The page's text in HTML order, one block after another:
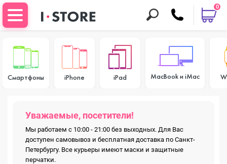
0
Смартфоны iPhone iPad MacBook и iMac
Уважаемые, посетители!
Мы работаем с 10:00 - 21:00 без выходных. Для Вас
доступен самовывоз и бесплатная доставка по Санкт-
Петербургу. Все курьеры имеют маски и защитные
перчатки.